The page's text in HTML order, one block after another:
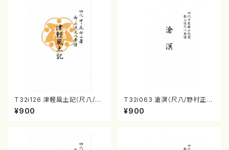
T32i126 津軽風土記（尺八/野
村峰山/尺八/都山式譜）都山流
公刊楽譜曲番:575
¥900
T32i063 滄溟（尺八/野村正
峰/尺八/都山式譜）都山流公刊
楽譜曲番:512
¥900